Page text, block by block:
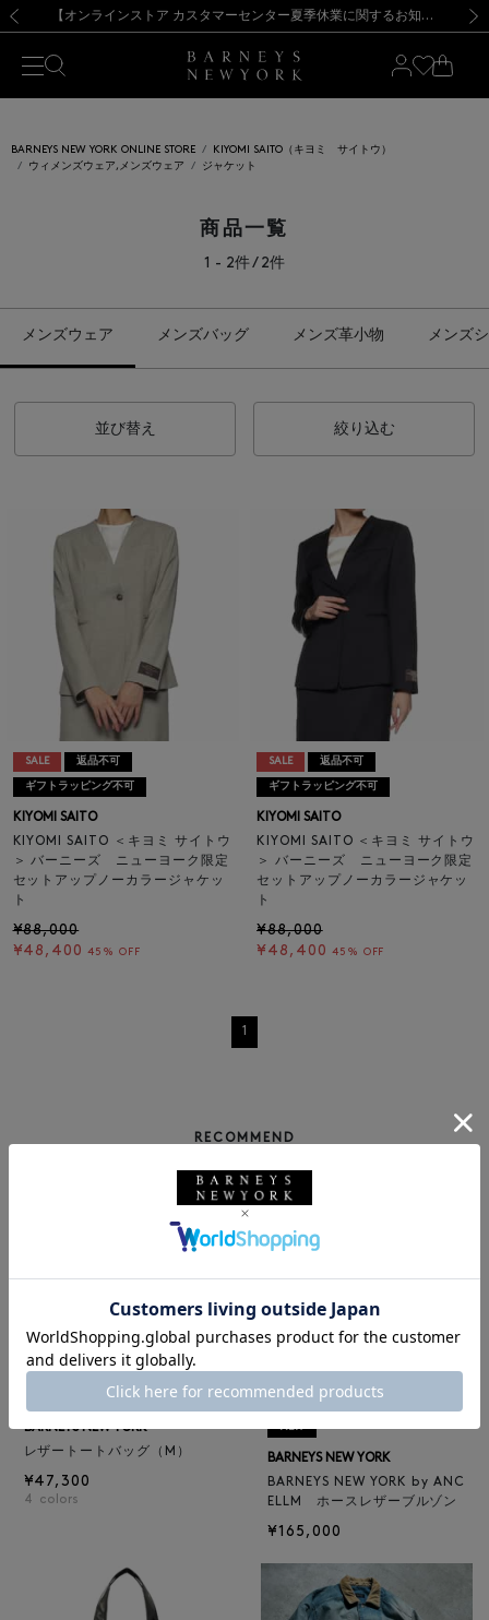
新規登録のお客様も対象！＜MY BARNEYS＞会員のお客様は11,000円（税込）以上のお買上げで常時送料無料！お買い物の際は会員登録を！
【夏季休業に伴う出荷一時停止のお知らせ】(2026.8.7) 【オンラインストア カスタマーセンター夏季休業に関するお知らせ】（2026.8.7）
【夏季休業に伴う返品・交換承り一時停止のお知らせ】（2026.8.5）
熊本県を中心とした地震の影響によるお荷物のお届けについて
【開催中】SUMMER SALEのご案内・ご注意事項 新規登録のお客様も対象！＜MY BARNEYS＞会員のお客様は11,000円（税込）以上のお買上げで常時送料無料！お買い物の際は会員登録を！
【夏季休業に伴う出荷一時停止のお知らせ】(2026.8.7)
BARNEYS NEW YORK ONLINE STORE
KIYOMI SAITO（キヨミ サイトウ）
ウィメンズウェア,メンズウェア
ジャケット
商品一覧
1 - 2件 / 2件
メンズウェア メンズバッグ メンズ革小物 メンズ
並び替え 絞り込む
SALE 返品不可
ギフトラッピング不可
KIYOMI SAITO
KIYOMI SAITO ＜キヨミ サイトウ
＞ バーニーズ ニューヨーク限定
セットアップノーカラージャケッ
ト
¥88,000
¥48,400 45% OFF
SALE 返品不可
ギフトラッピング不可
KIYOMI SAITO
KIYOMI SAITO ＜キヨミ サイトウ
＞ バーニーズ ニューヨーク限定
セットアップノーカラージャケッ
ト
¥88,000
¥48,400 45% OFF
1
RECOMMEND
BARNEYS NEW YORK
レザートートバッグ（M）
¥47,300
4 colors
NEW
BARNEYS NEW YORK
BARNEYS NEW YORK by ANC
ELLM ホースレザーブルゾン
¥165,000